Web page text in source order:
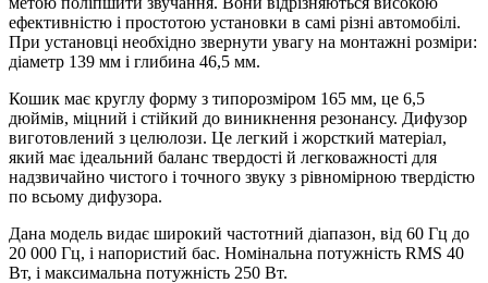
ефективністю і простотою установки в самі різні автомобілі.
При установці необхідно звернути увагу на монтажні розміри:
діаметр 139 мм і глибина 46,5 мм.
Кошик має круглу форму з типорозміром 165 мм, це 6,5
дюймів, міцний і стійкий до виникнення резонансу. Дифузор
виготовлений з целюлози. Це легкий і жорсткий матеріал,
який має ідеальний баланс твердості й легковажності для
надзвичайно чистого і точного звуку з рівномірною твердістю
по всьому дифузора.
Дана модель видає широкий частотний діапазон, від 60 Гц до
20 000 Гц, і напористий бас. Номінальна потужність RMS 40
Вт, і максимальна потужність 250 Вт.